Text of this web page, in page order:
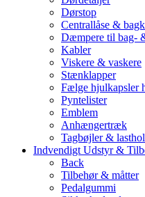
Dørstop
Centrallåse &
Dæmpere til bag-
Kabler
Viskere & vaskere
Stænklapper
Fælge hjulkapsler
Pyntelister
Emblem
Anhængertræk
Tagbøjler &
Indvendigt Udstyr &
Back
Tilbehør & måtter
Pedalgummi